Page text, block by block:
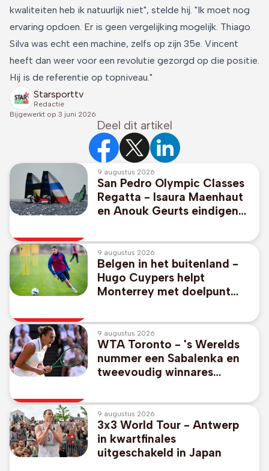
kwaliteiten heb ik natuurlijk niet", stelde hij. "Ik moet nog
ervaring opdoen. Er is geen vergelijking mogelijk. Thiago
Silva was echt een machine, zelfs op zijn 35e. Vincent
heeft dan weer voor een revolutie gezorgd op die positie.
Hij is de referentie op topniveau."
Starsporttv
Redactie
Bijgewerkt op 3 juni 2026
Deel dit artikel
9 augustus 2026
San Pedro Olympic Classes
Regatta - Isaura Maenhaut
en Anouk Geurts eindigen
FX
9 augustus 2026
Belgen in het buitenland -
Hugo Cuypers helpt
Monterrey met doelpunt
van afwezige Messi
9 augustus 2026
WTA Toronto - 's Werelds
nummer een Sabalenka en
tweevoudig winnares
finales
9 augustus 2026
3x3 World Tour - Antwerp
in kwartfinales
uitgeschakeld in Japan